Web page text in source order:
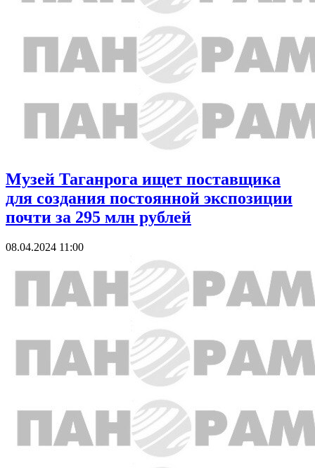
Музей Таганрога ищет поставщика
для создания постоянной экспозиции
почти за 295 млн рублей
08.04.2024 11:00